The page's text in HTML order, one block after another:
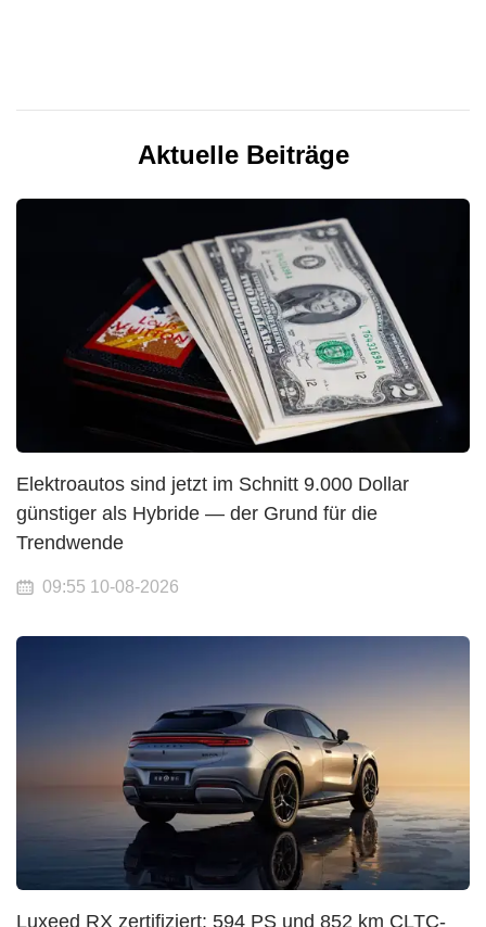
Aktuelle Beiträge
Elektroautos sind jetzt im Schnitt 9.000 Dollar
günstiger als Hybride — der Grund für die
Trendwende
09:55 10-08-2026
Luxeed RX zertifiziert: 594 PS und 852 km CLTC-